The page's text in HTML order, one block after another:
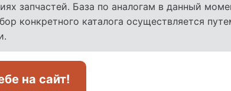
запчастей. База по аналогам в данный
конкретного каталога осуществляется
на сайт!